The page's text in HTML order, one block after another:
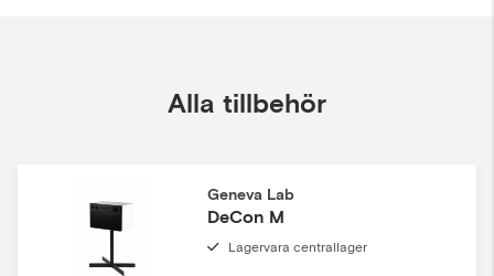
Alla tillbehör
Geneva Lab
DeCon M
Lagervara centrallager